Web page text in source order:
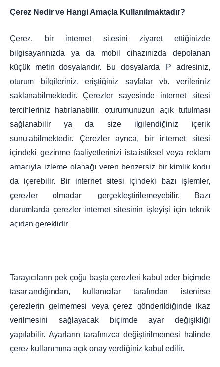
Çerez Nedir ve Hangi Amaçla Kullanılmaktadır?
Çerez, bir internet sitesini ziyaret ettiğinizde
bilgisayarınızda ya da mobil cihazınızda depolanan
küçük metin dosyalarıdır. Bu dosyalarda IP adresiniz,
oturum bilgileriniz, eriştiğiniz sayfalar vb. verileriniz
saklanabilmektedir. Çerezler sayesinde internet sitesi
tercihleriniz hatırlanabilir, oturumunuzun açık tutulması
sağlanabilir ya da size ilgilendiğiniz içerik
sunulabilmektedir. Çerezler ayrıca, bir internet sitesi
içindeki gezinme faaliyetlerinizi istatistiksel veya reklam
amacıyla izleme olanağı veren benzersiz bir kimlik kodu
da içerebilir. Bir internet sitesi içindeki bazı işlemler,
çerezler olmadan gerçekleştirilemeyebilir. Bazı
durumlarda çerezler internet sitesinin işleyişi için teknik
açıdan gereklidir.
Tarayıcıların pek çoğu başta çerezleri kabul eder biçimde
tasarlandığından, kullanıcılar tarafından istenirse
çerezlerin gelmemesi veya çerez gönderildiğinde ikaz
verilmesini sağlayacak biçimde ayar değişikliği
yapılabilir. Ayarların tarafınızca değiştirilmemesi halinde
çerez kullanımına açık onay verdiğiniz kabul edilir.